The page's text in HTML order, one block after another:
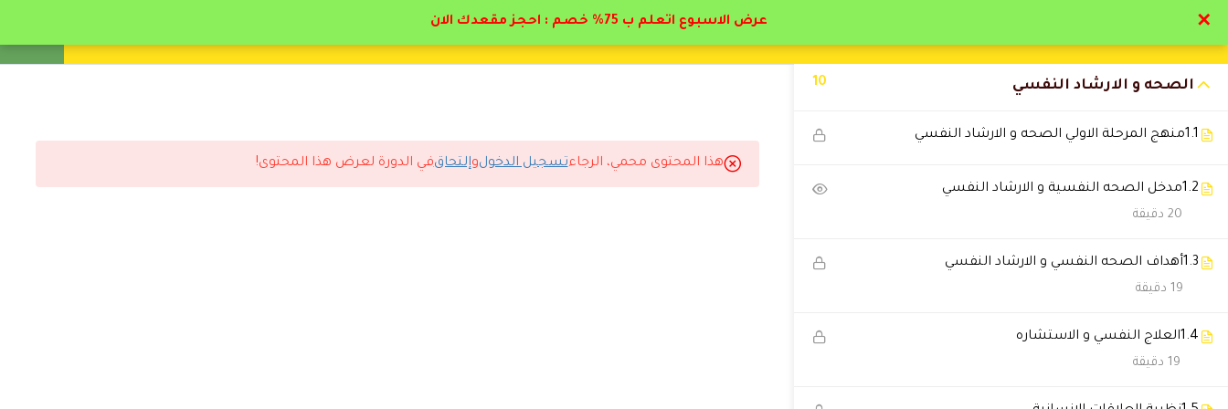
تواصل معنا
الصحه و الارشاد النفسي 10
1.1منهج المرحلة الاولي الصحه و الارشاد النفسي
1.2مدخل الصحه النفسية و الارشاد النفسي
20 دقيقة
1.3أهداف الصحه النفسي و الارشاد النفسي
19 دقيقة
1.4العلاج النفسي و الاستشاره
19 دقيقة
هذا المحتوى محمي، الرجاءتسجيل الدخولوإلتحاقفي الدورة لعرض هذا المحتوى!
التعليقات
عرض الاسبوع اتعلم ب 75% خصم : احجز مقعدك الان ✕